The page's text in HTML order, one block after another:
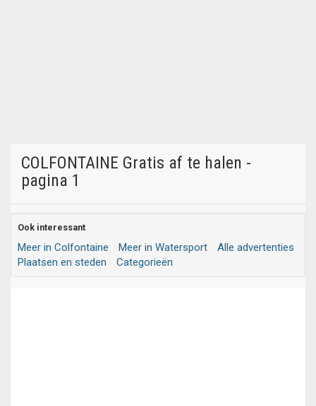
COLFONTAINE Gratis af te halen -
pagina 1
Ook interessant
Meer in Colfontaine Meer in Watersport
Alle advertenties
Plaatsen en steden
Categorieën